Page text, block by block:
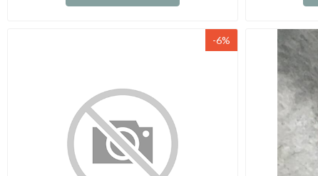
-6%